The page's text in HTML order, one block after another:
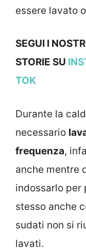
essere lavato
SEGUI I
STORIE SU
TOK
Durante la
necessario
frequenza,
anche mentre
indossarlo per
stesso anche
sudati non si
lavati.